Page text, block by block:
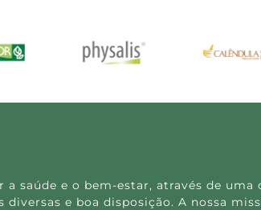
saúde e o bem-estar, através de
e boa disposição. A nossa